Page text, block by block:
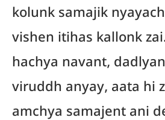
kolunk samajik
vishen itihas kallonk
hachya navant,
viruddh anyay, aata hi
amchya samajent ani